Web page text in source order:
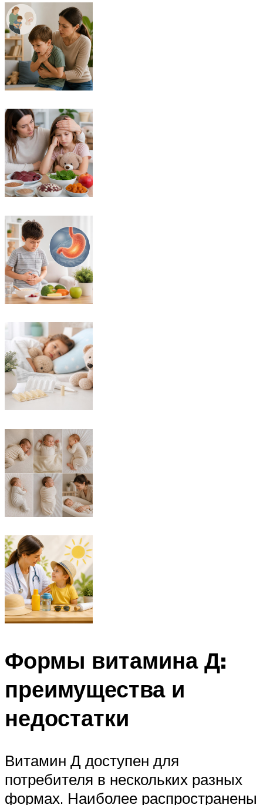
Формы витамина Д:
преимущества и
недостатки
Витамин Д доступен для
потребителя в нескольких разных
формах. Наиболее распространены